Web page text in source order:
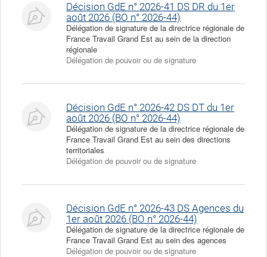
Décision GdE n° 2026-41 DS DR du 1er
août 2026 (BO n° 2026-44)
Délégation de signature de la directrice régionale de
France Travail Grand Est au sein de la direction
régionale
Délégation de pouvoir ou de signature
Décision GdE n° 2026-42 DS DT du 1er
août 2026 (BO n° 2026-44)
Délégation de signature de la directrice régionale de
France Travail Grand Est au sein des directions
territoriales
Délégation de pouvoir ou de signature
Décision GdE n° 2026-43 DS Agences du
1er août 2026 (BO n° 2026-44)
Délégation de signature de la directrice régionale de
France Travail Grand Est au sein des agences
Délégation de pouvoir ou de signature